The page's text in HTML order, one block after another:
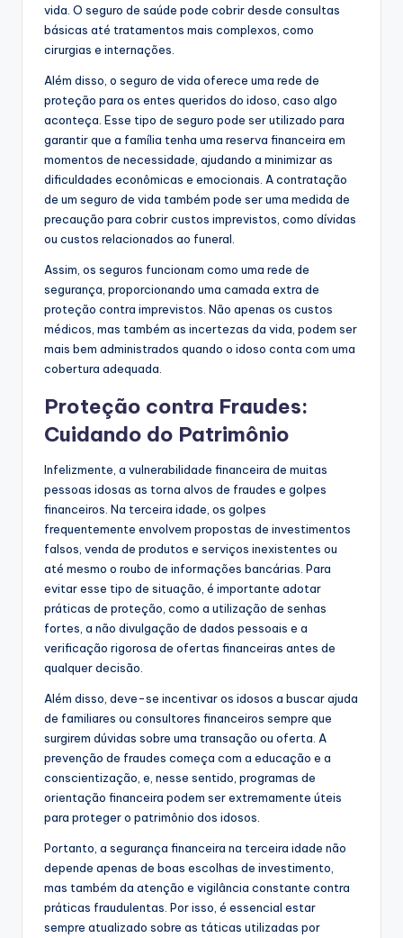
vida. O seguro de saúde pode cobrir desde consultas
básicas até tratamentos mais complexos, como
cirurgias e internações.
Além disso, o seguro de vida oferece uma rede de
proteção para os entes queridos do idoso, caso algo
aconteça. Esse tipo de seguro pode ser utilizado para
garantir que a família tenha uma reserva financeira em
momentos de necessidade, ajudando a minimizar as
dificuldades econômicas e emocionais. A contratação
de um seguro de vida também pode ser uma medida de
precaução para cobrir custos imprevistos, como dívidas
ou custos relacionados ao funeral.
Assim, os seguros funcionam como uma rede de
segurança, proporcionando uma camada extra de
proteção contra imprevistos. Não apenas os custos
médicos, mas também as incertezas da vida, podem ser
mais bem administrados quando o idoso conta com uma
cobertura adequada.
Proteção contra Fraudes:
Cuidando do Patrimônio
Infelizmente, a vulnerabilidade financeira de muitas
pessoas idosas as torna alvos de fraudes e golpes
financeiros. Na terceira idade, os golpes
frequentemente envolvem propostas de investimentos
falsos, venda de produtos e serviços inexistentes ou
até mesmo o roubo de informações bancárias. Para
evitar esse tipo de situação, é importante adotar
práticas de proteção, como a utilização de senhas
fortes, a não divulgação de dados pessoais e a
verificação rigorosa de ofertas financeiras antes de
qualquer decisão.
Além disso, deve-se incentivar os idosos a buscar ajuda
de familiares ou consultores financeiros sempre que
surgirem dúvidas sobre uma transação ou oferta. A
prevenção de fraudes começa com a educação e a
conscientização, e, nesse sentido, programas de
orientação financeira podem ser extremamente úteis
para proteger o patrimônio dos idosos.
Portanto, a segurança financeira na terceira idade não
depende apenas de boas escolhas de investimento,
mas também da atenção e vigilância constante contra
práticas fraudulentas. Por isso, é essencial estar
sempre atualizado sobre as táticas utilizadas por